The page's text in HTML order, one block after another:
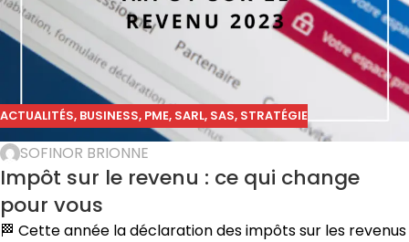
ACTUALITÉS, BUSINESS, PME, SARL, SAS, STRATÉGIE
SOFINOR BRIONNE
Impôt sur le revenu : ce qui change
pour vous
🏁 Cette année la déclaration des impôts sur les revenus